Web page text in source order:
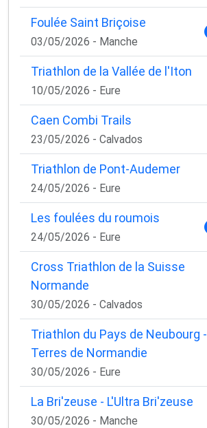
Foulée Saint Briçoise
03/05/2026 - Manche
Triathlon de la Vallée de l'Iton
10/05/2026 - Eure
Caen Combi Trails
23/05/2026 - Calvados
Triathlon de Pont-Audemer
24/05/2026 - Eure
Les foulées du roumois
24/05/2026 - Eure
Cross Triathlon de la Suisse
Normande
30/05/2026 - Calvados
Triathlon du Pays de Neubourg -
Terres de Normandie
30/05/2026 - Eure
La Bri'zeuse - L'Ultra Bri'zeuse
30/05/2026 - Manche